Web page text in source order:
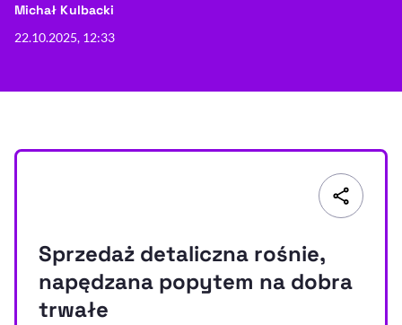
Sprawdź, jak i dlaczego zwiększamy dostępność, otwiera się w nowym
Michał Kulbacki
22.10.2025, 12:33
Sprzedaż detaliczna rośnie,
napędzana popytem na dobra
trwałe